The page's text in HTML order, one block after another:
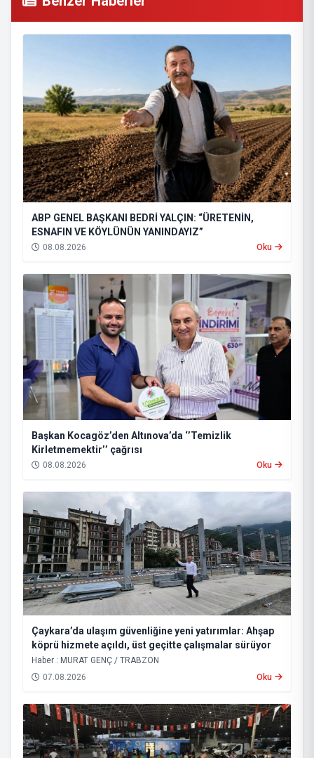
ABP GENEL BAŞKANI BEDRİ YALÇIN: “ÜRETENİN,
ESNAFIN VE KÖYLÜNÜN YANINDAYIZ”
08.08.2026 Oku
Başkan Kocagöz’den Altınova’da ‘’Temizlik
Kirletmemektir’’ çağrısı
08.08.2026 Oku
Çaykara’da ulaşım güvenliğine yeni yatırımlar: Ahşap
köprü hizmete açıldı, üst geçitte çalışmalar sürüyor
Haber : MURAT GENÇ / TRABZON
07.08.2026
Oku